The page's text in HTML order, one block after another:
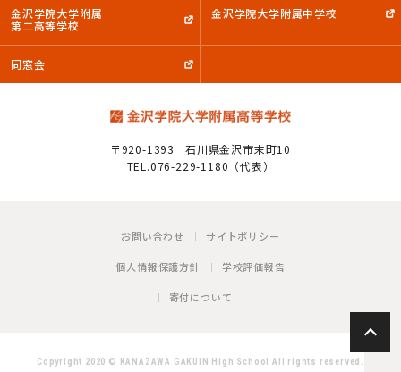
金沢学院大学附属
第二高等学校
金沢学院大学附属中学校
同窓会
〒920-1393
石川県金沢市末町10
TEL.076-229-1180（代表）
お問い合わせ サイトポリシー
個人情報保護方針 学校評価報告
寄付について
Copyright 2020 © KANAZAWA GAKUIN High School All rights reserved.